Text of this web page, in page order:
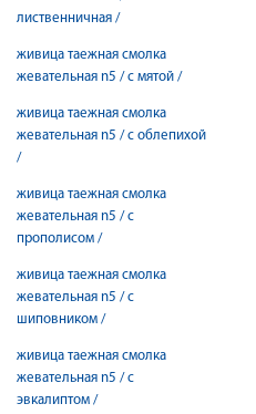
лиственничная /
живица таежная смолка
жевательная n5 / с мятой /
живица таежная смолка
жевательная n5 / с облепихой
/
живица таежная смолка
жевательная n5 / с
прополисом /
живица таежная смолка
жевательная n5 / с
шиповником /
живица таежная смолка
жевательная n5 / с
эвкалиптом /